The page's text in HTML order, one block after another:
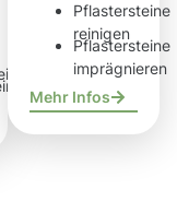
Pflastersteine
reinigen
Pflastersteine
imprägnieren
Mehr Infos